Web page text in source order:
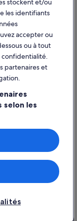
aérienne
sites Web externes.
Tous droits
déposées ou des
stockent et/ou
les identifiants
accepter ou
ou à tout
confidentialité.
partenaires et
selon les
Analyser
pour
informations
contenu,